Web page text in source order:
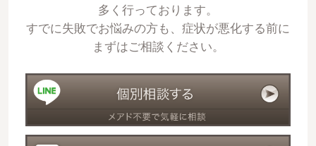
多く行っております。
すでに失敗でお悩みの方も、症状が悪化する前に
まずはご相談ください。